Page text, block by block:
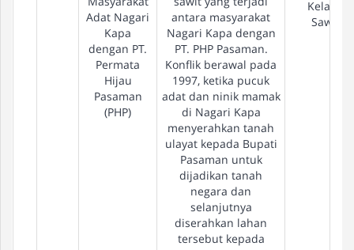
Adat Nagari
Kapa
dengan PT.
Permata
Hijau
Pasaman
(PHP)
antara masyarakat
Nagari Kapa dengan
PT. PHP Pasaman.
Konflik berawal pada
1997, ketika pucuk
adat dan ninik mamak
di Nagari Kapa
menyerahkan tanah
ulayat kepada Bupati
Pasaman untuk
dijadikan tanah
negara dan
selanjutnya
diserahkan lahan
tersebut kepada
Kelapa
Sawit